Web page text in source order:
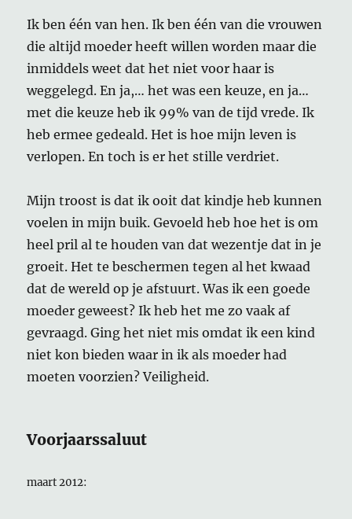
Ik ben één van hen. Ik ben één van die vrouwen
die altijd moeder heeft willen worden maar die
inmiddels weet dat het niet voor haar is
weggelegd. En ja,… het was een keuze, en ja…
met die keuze heb ik 99% van de tijd vrede. Ik
heb ermee gedeald. Het is hoe mijn leven is
verlopen. En toch is er het stille verdriet.
Mijn troost is dat ik ooit dat kindje heb kunnen
voelen in mijn buik. Gevoeld heb hoe het is om
heel pril al te houden van dat wezentje dat in je
groeit. Het te beschermen tegen al het kwaad
dat de wereld op je afstuurt. Was ik een goede
moeder geweest? Ik heb het me zo vaak af
gevraagd. Ging het niet mis omdat ik een kind
niet kon bieden waar in ik als moeder had
moeten voorzien? Veiligheid.
Voorjaarssaluut
maart 2012: